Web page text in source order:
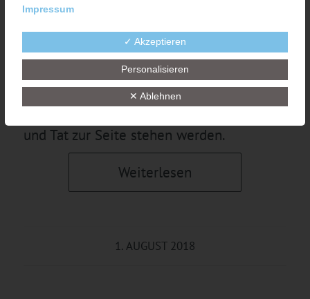
leicht gemacht – mit einem Vorab-
Schnuppertag für die neuen
Nachwuchskräfte samt deren Eltern, einer
Rundführung im Betrieb und persönlichen
Mentoren, die den Jugendlichen mit Rat
und Tat zur Seite stehen werden.
Weiterlesen
1. AUGUST 2018
Impressum
✓ Akzeptieren
Personalisieren
✕ Ablehnen